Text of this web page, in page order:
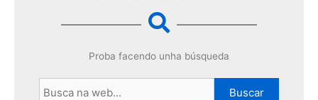
Proba facendo unha búsqueda
Buscar